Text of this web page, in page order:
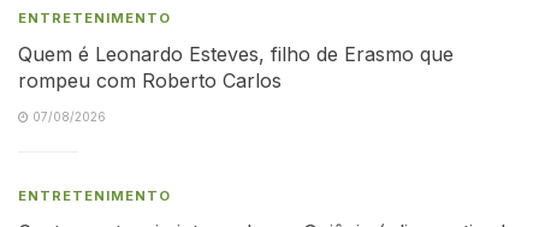
ENTRETENIMENTO
Quem é Leonardo Esteves, filho de Erasmo que
rompeu com Roberto Carlos
07/08/2026
ENTRETENIMENTO